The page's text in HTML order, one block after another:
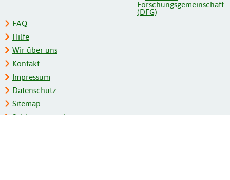
FAQ
Hilfe
Wir über uns
Kontakt
Impressum
Datenschutz
Sitemap
Schlagwortregister